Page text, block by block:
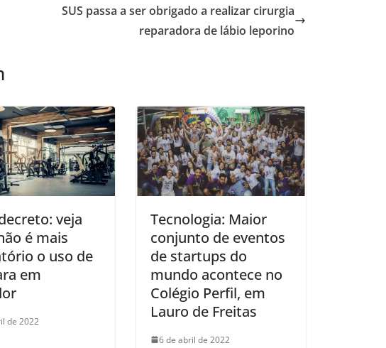
SUS passa a ser obrigado a realizar cirurgia
reparadora de lábio leporino
veja
é mais
o uso de
em
de 2022
Tecnologia: Maior
conjunto de eventos
de startups do
mundo acontece no
Colégio Perfil, em
Lauro de Freitas
6 de abril de 2022